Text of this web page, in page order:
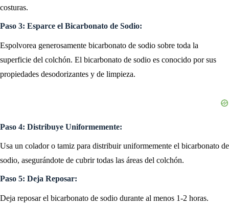
costuras.
Paso 3: Esparce el Bicarbonato de Sodio:
Espolvorea generosamente bicarbonato de sodio sobre toda la
superficie del colchón. El bicarbonato de sodio es conocido por sus
propiedades desodorizantes y de limpieza.
Paso 4: Distribuye Uniformemente:
Usa un colador o tamiz para distribuir uniformemente el bicarbonato de
sodio, asegurándote de cubrir todas las áreas del colchón.
Paso 5: Deja Reposar:
Deja reposar el bicarbonato de sodio durante al menos 1-2 horas.